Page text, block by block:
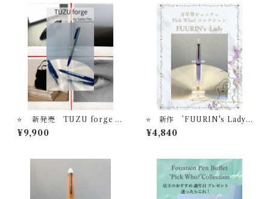
⭐️ 新発売 TUZU forge セ
ーラー万年筆 アジャスト万
年筆
¥9,900
⭐️ 新作 ’FUURIN's Lady’
万年筆ビュッフェ ’Pick Wh
o？'コレクション【お名入れ
¥4,840